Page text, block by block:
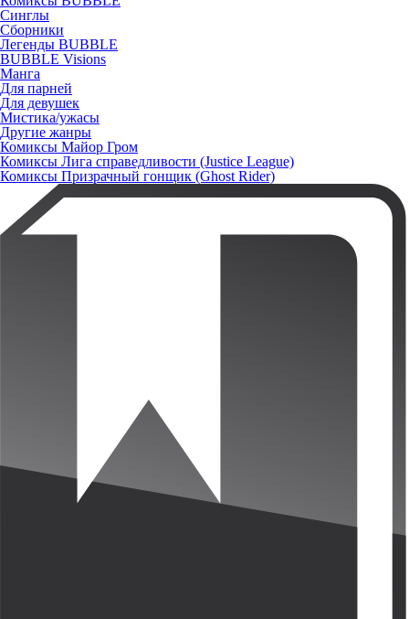
Синглы
Сборники
Легенды BUBBLE
BUBBLE Visions
Манга
Для парней
Для девушек
Мистика/ужасы
Другие жанры
Комиксы Майор Гром
Комиксы Лига справедливости (Justice League)
Комиксы Призрачный гонщик (Ghost Rider)